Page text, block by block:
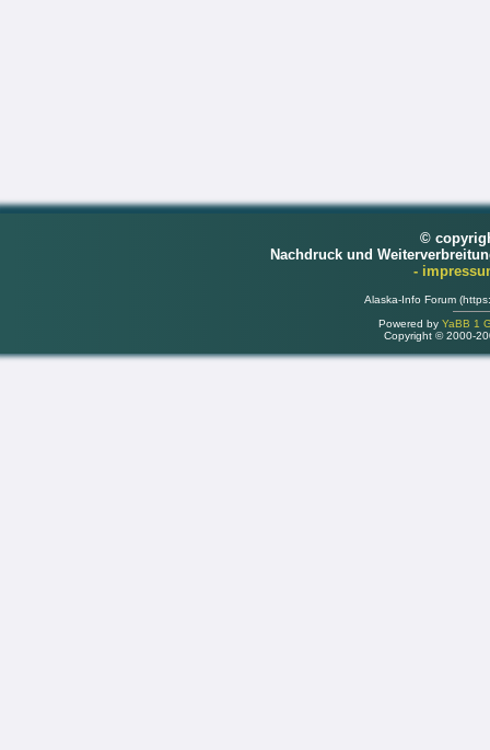
©
Nachdruck und
-
Alaska-Info Forum
Powered by YaBB 1
Copyright © 2000-